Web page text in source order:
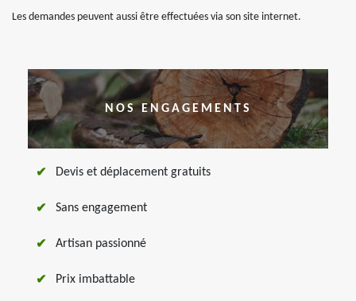
Les demandes peuvent aussi être effectuées via son site internet.
NOS ENGAGEMENTS
Devis et déplacement gratuits
Sans engagement
Artisan passionné
Prix imbattable